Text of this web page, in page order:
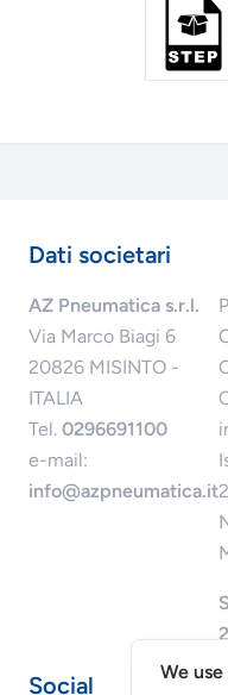
Dati societari
AZ Pneumatica s.r.l.
Via Marco Biagi 6
20826 MISINTO -
ITALIA
Tel. 0296691100
e-mail:
info@azpneumatica.it
Social We